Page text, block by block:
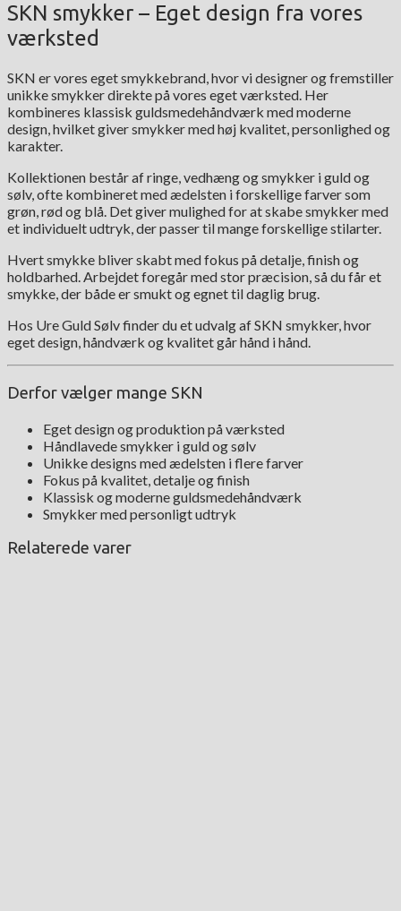
SKN smykker – Eget design fra vores
værksted
SKN er vores eget smykkebrand, hvor vi designer og fremstiller
unikke smykker direkte på vores eget værksted. Her
kombineres klassisk guldsmedehåndværk med moderne
design, hvilket giver smykker med høj kvalitet, personlighed og
karakter.
Kollektionen består af ringe, vedhæng og smykker i guld og
sølv, ofte kombineret med ædelsten i forskellige farver som
grøn, rød og blå. Det giver mulighed for at skabe smykker med
et individuelt udtryk, der passer til mange forskellige stilarter.
Hvert smykke bliver skabt med fokus på detalje, finish og
holdbarhed. Arbejdet foregår med stor præcision, så du får et
smykke, der både er smukt og egnet til daglig brug.
Hos Ure Guld Sølv finder du et udvalg af SKN smykker, hvor
eget design, håndværk og kvalitet går hånd i hånd.
Derfor vælger mange SKN
Eget design og produktion på værksted
Håndlavede smykker i guld og sølv
Unikke designs med ædelsten i flere farver
Fokus på kvalitet, detalje og finish
Klassisk og moderne guldsmedehåndværk
Smykker med personligt udtryk
Relaterede varer